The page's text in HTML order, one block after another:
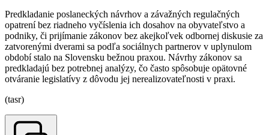
Predkladanie poslaneckých návrhov a závažných regulačných
opatrení bez riadneho vyčíslenia ich dosahov na obyvateľstvo a
podniky, či prijímanie zákonov bez akejkoľvek odbornej diskusie za
zatvorenými dverami sa podľa sociálnych partnerov v uplynulom
období stalo na Slovensku bežnou praxou. Návrhy zákonov sa
predkladajú bez potrebnej analýzy, čo často spôsobuje opätovné
otváranie legislatívy z dôvodu jej nerealizovateľnosti v praxi.
(tasr)